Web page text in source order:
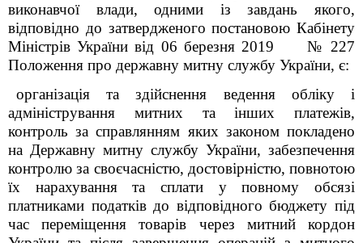
виконавчої влади, одними із завдань якого,
відповідно до затвердженого постановою Кабінету
Міністрів України від 06 березня 2019 № 227
Положення про державну митну службу України, є:
організація та здійснення ведення обліку і
адміністрування митних та інших платежів,
контроль за справлянням яких законом покладено
на Державну митну службу України, забезпечення
контролю за своєчасністю, достовірністю, повнотою
їх нарахування та сплати у повному обсязі
платниками податків до відповідного бюджету під
час переміщення товарів через митний кордон